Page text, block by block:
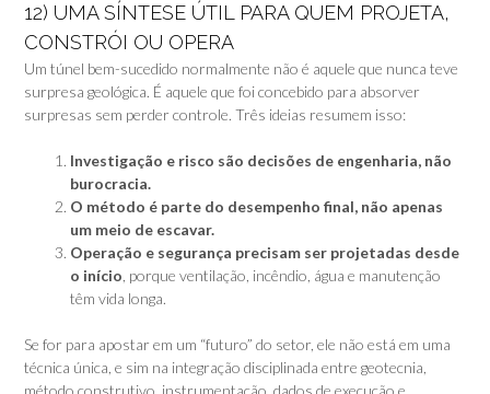
12) UMA SÍNTESE ÚTIL PARA QUEM PROJETA,
CONSTRÓI OU OPERA
Um túnel bem-sucedido normalmente não é aquele que nunca teve
surpresa geológica. É aquele que foi concebido para absorver
surpresas sem perder controle. Três ideias resumem isso:
Investigação e risco são decisões de engenharia, não
burocracia.
O método é parte do desempenho final, não apenas
um meio de escavar.
Operação e segurança precisam ser projetadas desde
o início , porque ventilação, incêndio, água e manutenção
têm vida longa.
Se for para apostar em um “futuro” do setor, ele não está em uma
técnica única, e sim na integração disciplinada entre geotecnia,